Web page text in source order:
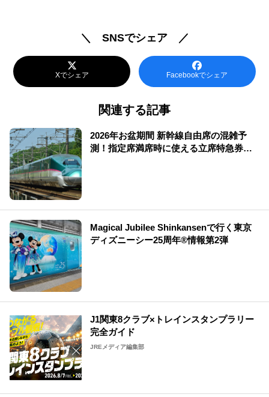
＼ SNSでシェア ／
Xでシェア Facebookでシェア
関連する記事
2026年お盆期間 新幹線自由席の混雑予
測！指定席満席時に使える立席特急券も
Magical Jubilee Shinkansenで行く東京
ディズニーシー25周年®情報第2弾
J1関東8クラブ×トレインスタンプラリー
完全ガイド
JREメディア編集部